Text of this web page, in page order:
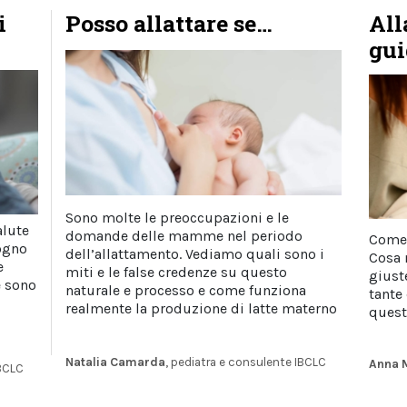
sono
Posso allattare se…
Natalia Camarda, pediatra e consulente IBCLC
Sono molte le preoccupazioni e le
domande delle mamme nel periodo
dell’allattamento. Vediamo quali sono i
miti e le false credenze su questo
naturale e processo e come funziona
realmente la produzione di latte materno
Anna
Cosa
tante